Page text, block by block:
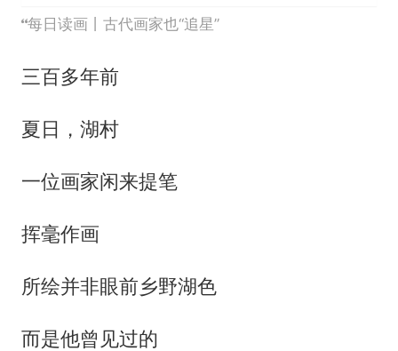
每日读画丨古代画家也“追星”
三百多年前
夏日，湖村
一位画家闲来提笔
挥毫作画
所绘并非眼前乡野湖色
而是他曾见过的